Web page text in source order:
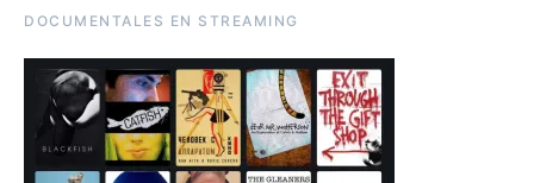
DOCUMENTALES EN STREAMING